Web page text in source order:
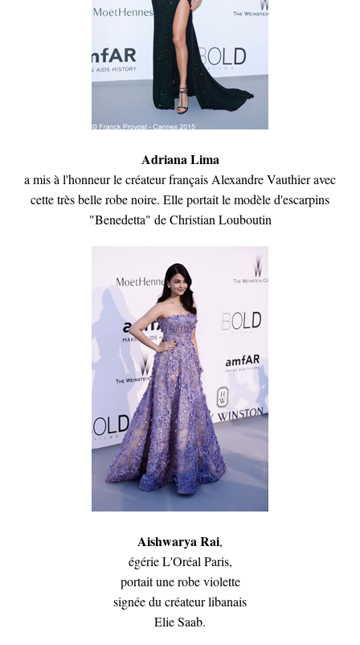
Adriana Lima
a mis à l'honneur le créateur français Alexandre Vauthier avec
cette très belle robe noire. Elle portait le modèle d'escarpins
"Benedetta" de Christian Louboutin
Aishwarya Rai,
égérie L'Oréal Paris,
portait une robe violette
signée du créateur libanais
Elie Saab.